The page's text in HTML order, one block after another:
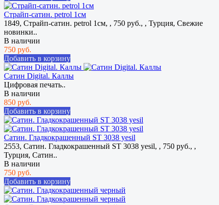
Страйп-сатин. petrol 1см
1849, Страйп-сатин. petrol 1см, , 750 руб., , Турция, Свежие
новинки..
В наличии
750 руб.
Добавить в корзину
Сатин Digital. Каллы
Цифровая печать..
В наличии
850 руб.
Добавить в корзину
Сатин. Гладкокрашенный ST 3038 yesil
2553, Сатин. Гладкокрашенный ST 3038 yesil, , 750 руб., ,
Турция, Сатин..
В наличии
750 руб.
Добавить в корзину